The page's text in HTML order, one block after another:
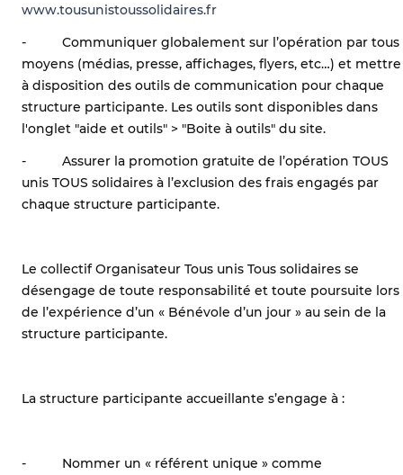
www.tousunistoussolidaires.fr
- Communiquer globalement sur l’opération par tous
moyens (médias, presse, affichages, flyers, etc…) et mettre
à disposition des outils de communication pour chaque
structure participante. Les outils sont disponibles dans
l'onglet "aide et outils" > "Boite à outils" du site.
- Assurer la promotion gratuite de l’opération TOUS
unis TOUS solidaires à l’exclusion des frais engagés par
chaque structure participante.
Le collectif Organisateur Tous unis Tous solidaires se
désengage de toute responsabilité et toute poursuite lors
de l’expérience d’un « Bénévole d’un jour » au sein de la
structure participante.
La structure participante accueillante s’engage à :
- Nommer un « référent unique » comme